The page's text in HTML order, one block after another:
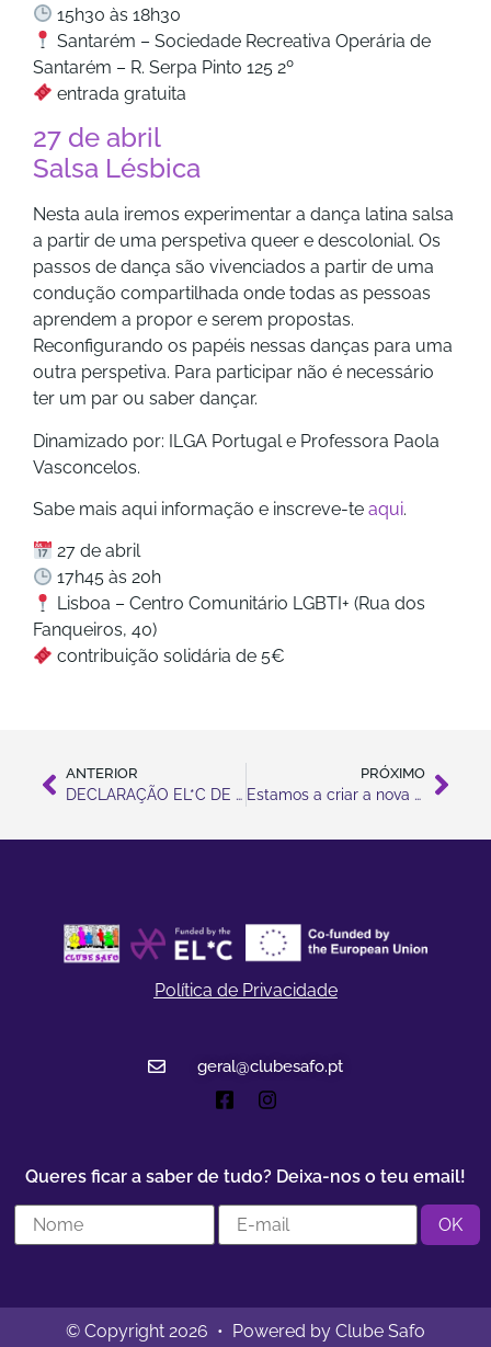
15h30 às 18h30
Santarém – Sociedade Recreativa Operária de
Santarém – R. Serpa Pinto 125 2º
entrada gratuita
27 de abril
Salsa Lésbica
Nesta aula iremos experimentar a dança latina salsa
a partir de uma perspetiva queer e descolonial. Os
passos de dança são vivenciados a partir de uma
condução compartilhada onde todas as pessoas
aprendem a propor e serem propostas.
Reconfigurando os papéis nessas danças para uma
outra perspetiva. Para participar não é necessário
ter um par ou saber dançar.
Dinamizado por: ILGA Portugal e Professora Paola
Vasconcelos.
Sabe mais aqui informação e inscreve-te aqui.
27 de abril
17h45 às 20h
Lisboa – Centro Comunitário LGBTI+ (Rua dos
Fanqueiros, 40)
contribuição solidária de 5€
ANTERIOR
DECLARAÇÃO EL*C DE SOLIDARIEDADE COM AS COMUNIDADES TRANS E DE GÉNERO DIVERSO [TRAD]
PRÓXIMO
Estamos a criar a nova edição da Zona Livre!
Política de Privacidade
geral@clubesafo.pt
Queres ficar a saber de tudo? Deixa-nos o teu email!
© Copyright 2026 • Powered by Clube Safo